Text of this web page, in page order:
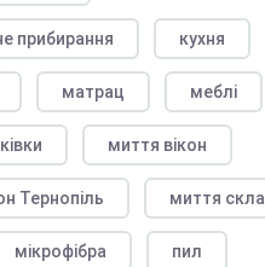
прибирання кухня
матрац меблі
миття вікон
Тернопіль миття скла
мікрофібра пил